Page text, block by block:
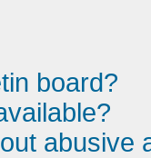
board?
abusive